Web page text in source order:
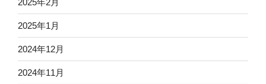
2025年2月
2025年1月
2024年12月
2024年11月